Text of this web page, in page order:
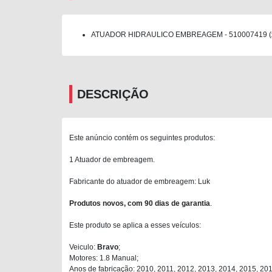
ATUADOR HIDRAULICO EMBREAGEM - 510007419
DESCRIÇÃO
Este anúncio contém os seguintes produtos:
1 Atuador de embreagem.
Fabricante do atuador de embreagem: Luk
Produtos novos, com 90 dias de garantia
Este produto se aplica a esses veículos:
Veiculo: Bravo;
Motores: 1.8 Manual;
Anos de fabricação: 2010, 2011, 2012, 2013, 2014, 2015,